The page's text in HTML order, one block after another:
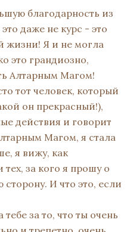
благодарность из
это даже не курс - это
жизни! Я и не могла
это грандиозно,
Алтарным Магом!
тот человек, который
он прекрасный!),
действия и говорит
Магом, я стала
я вижу, как
за кого я прошу о
И что это, если
за то, что ты очень